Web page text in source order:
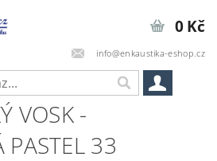
info@enkaustika-eshop.cz
0 Kč
VOSK -
PASTEL 33